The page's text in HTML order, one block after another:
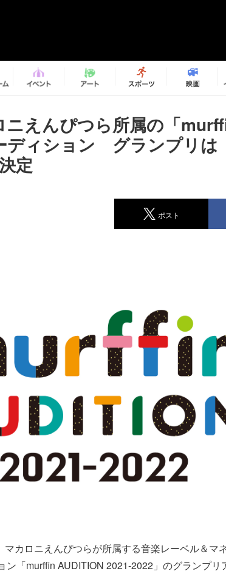
えんぴつら所属の「
ディション グランプリは
定
ポスト
カロニえんぴつらが所属する音楽レーベル＆マ
ン「murffin AUDITION 2021-2022」のグランプリ